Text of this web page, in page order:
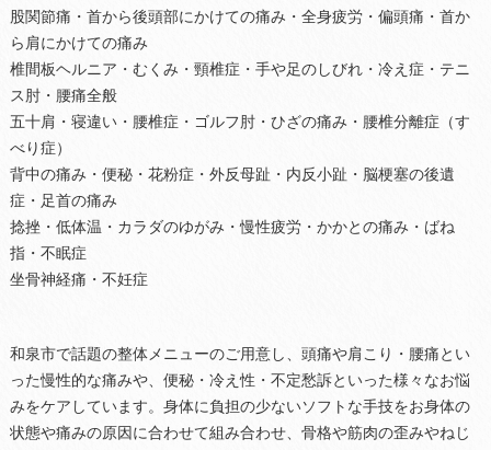
股関節痛・首から後頭部にかけての痛み・全身疲労・偏頭痛・首か
ら肩にかけての痛み
椎間板ヘルニア・むくみ・頸椎症・手や足のしびれ・冷え症・テニ
ス肘・腰痛全般
五十肩・寝違い・腰椎症・ゴルフ肘・ひざの痛み・腰椎分離症（す
べり症）
背中の痛み・便秘・花粉症・外反母趾・内反小趾・脳梗塞の後遺
症・足首の痛み
捻挫・低体温・カラダのゆがみ・慢性疲労・かかとの痛み・ばね
指・不眠症
坐骨神経痛・不妊症
和泉市で話題の整体メニューのご用意し、頭痛や肩こり・腰痛とい
った慢性的な痛みや、便秘・冷え性・不定愁訴といった様々なお悩
みをケアしています。身体に負担の少ないソフトな手技をお身体の
状態や痛みの原因に合わせて組み合わせ、骨格や筋肉の歪みやねじ